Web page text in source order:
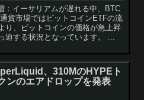
：イーサリアムが遅れる中、BTC
貨市場ではビットコインETFの流
り、ビットコインの価格が急上昇
迫する状況となっています。 ...
、310MのHYPEト
ンのエアドロップを発表